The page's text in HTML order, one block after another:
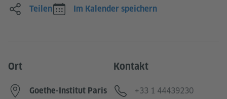
Teilen Im Kalender speichern
Ort
Goethe-Institut Paris
Kontakt
Telefon
+33 1 44439230